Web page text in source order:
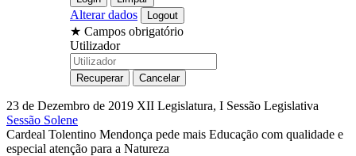
Alterar dados
★ Campos obrigatório
Utilizador
23 de Dezembro de 2019 XII Legislatura, I Sessão Legislativa
Sessão Solene
Cardeal Tolentino Mendonça pede mais Educação com qualidade e
especial atenção para a Natureza